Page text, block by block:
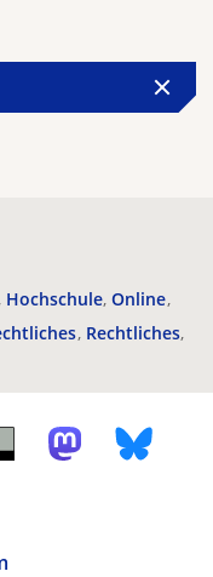
Hochschule Online
Rechtliches